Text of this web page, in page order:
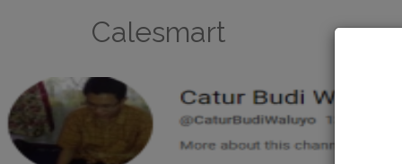
Calesmart